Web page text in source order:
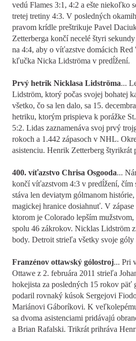
vedú Flames 3:1, 4:2 a ešte niekoľko
tretej tretiny 4:3. V posledných
pravom krídle preštrikuje Pavel
Zetterberga končí necelé štyri
na 4:4, aby o víťazstve domácich Red
kľučka Nicka Lidströma v predĺžení.
Prvý hetrik Nicklasa Lidströma...
Lidström, ktorý počas svojej bohatej
všetko, čo sa len dalo, sa 15.
hetriku, ktorým prispieva k porážke
5:2. Lidas zaznamenáva svoj prvý
rokoch a 1.442 zápasoch v NHL.
asistenciu. Henrik Zetterberg štyrikrát
400. víťazstvo Chrisa Osgooda...
končí víťazstvom 4:3 v predĺžení, čím
stáva len deviatym gólmanom
magickej hranice dosiahnuť. V
ktorom je Colorado lepším mužstvom,
spolu 46 zákrokov. Nicklas Lidström
body. Detroit strieľa všetky svoje
Franzénov ottawský gólostroj... Pri
Ottawe z 2. februára 2011 strieľa
hokejista za posledných 15 rokov päť
podaril rovnaký kúsok Sergejovi
Mariánovi Gáboríkovi. K
sa dvoma asistenciami pridávajú
a Brian Rafalski. Trikrát prihráva